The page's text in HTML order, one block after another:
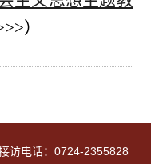
）
电话：0724-2355828